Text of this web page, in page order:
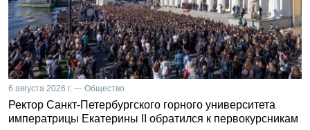
6 августа 2026 г. — Общество
Ректор Санкт-Петербургского горного университета
императрицы Екатерины II обратился к первокурсникам